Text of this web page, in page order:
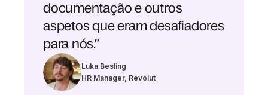
documentação e outros
aspetos que eram desafiadores
para nós.”
Luka Besling
HR Manager, Revolut